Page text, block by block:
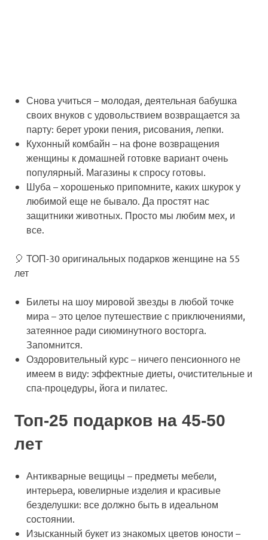
Снова учиться – молодая, деятельная бабушка
своих внуков с удовольствием возвращается за
парту: берет уроки пения, рисования, лепки.
Кухонный комбайн – на фоне возвращения
женщины к домашней готовке вариант очень
популярный. Магазины к спросу готовы.
Шуба – хорошенько припомните, каких шкурок у
любимой еще не бывало. Да простят нас
защитники животных. Просто мы любим мех, и
все.
🎈 ТОП-30 оригинальных подарков женщине на 55
лет
Билеты на шоу мировой звезды в любой точке
мира – это целое путешествие с приключениями,
затеянное ради сиюминутного восторга.
Запомнится.
Оздоровительный курс – ничего пенсионного не
имеем в виду: эффектные диеты, очистительные и
спа-процедуры, йога и пилатес.
Топ-25 подарков на 45-50
лет
Антикварные вещицы – предметы мебели,
интерьера, ювелирные изделия и красивые
безделушки: все должно быть в идеальном
состоянии.
Изысканный букет из знакомых цветов юности –